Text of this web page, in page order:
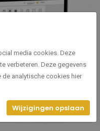
media cookies. Deze
verbeteren. Deze gegevens
de analytische cookies hier
Wijzigingen opslaan